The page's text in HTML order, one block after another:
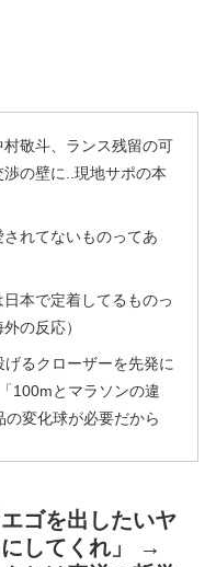
敬斗、ランス残留の可
の壁に..現地サポの本
れてないものってあ
本で定着してるものっ
の反応）
げるクローザーを先発に
100mとマラソンの違
変化球が必要だから
英国メディアも一斉に
ゴを出したいヤ
してくれ」 →